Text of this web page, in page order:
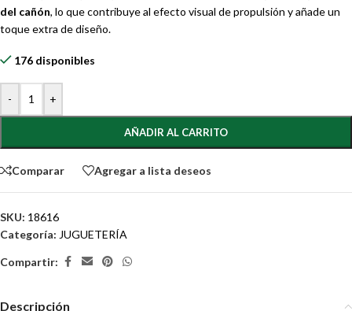
del cañón, lo que contribuye al efecto visual de propulsión y añade un
toque extra de diseño.
176 disponibles
- +
AÑADIR AL CARRITO
Comparar Agregar a lista deseos
SKU: 18616
Categoría: JUGUETERÍA
Compartir:
Descripción